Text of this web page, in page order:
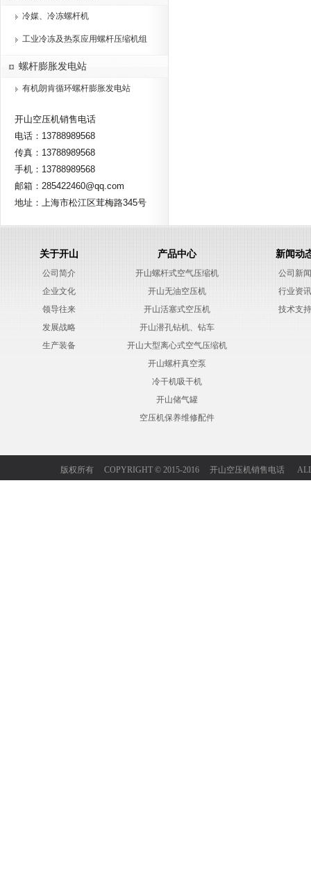
冷媒、冷冻螺杆机
工业冷冻及热泵应用螺杆压缩机组
螺杆膨胀发电站
有机朗肯循环螺杆膨胀发电站
开山空压机销售电话
电话：13788989568
传真：13788989568
手机：13788989568
邮箱：285422460@qq.com
地址：上海市松江区茸梅路345号
关于开山
公司简介
企业文化
领导往来
发展战略
生产装备
产品中心
开山螺杆式空气压缩机
开山无油空压机
开山活塞式空压机
开山潜孔钻机、钻车
开山大型离心式空气压缩机
开山螺杆真空泵
冷干机吸干机
开山储气罐
空压机保养维修配件
新闻动
公司新闻
行业资讯
技术支持
版权所有 COPYRIGHT © 2015-2016 开山空压机销售电话